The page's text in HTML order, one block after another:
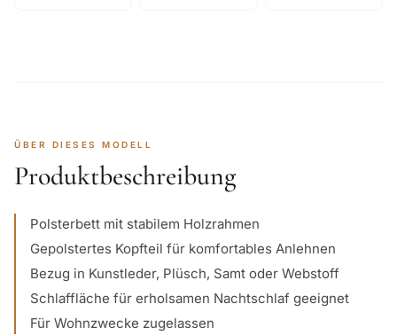
ÜBER DIESES MODELL
Produktbeschreibung
Polsterbett mit stabilem Holzrahmen
Gepolstertes Kopfteil für komfortables Anlehnen
Bezug in Kunstleder, Plüsch, Samt oder Webstoff
Schlaffläche für erholsamen Nachtschlaf geeignet
Für Wohnzwecke zugelassen